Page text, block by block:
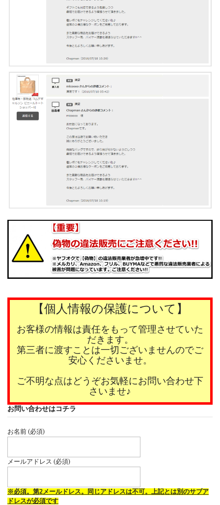
【個人情報の保護について】
お客様の情報は責任をもって管理させていた
だきます。
第三者に渡すことは一切ございませんのでご
安心くださいませ。
ご不明な点はどうぞお気軽にお問い合わせ下
さいませ♪
お問い合わせはコチラ
お名前 (必須)
メールアドレス (必須)
※必須。第2メールドレス。同じアドレスは不可。上記とは別のサブア
ドレスが必須です